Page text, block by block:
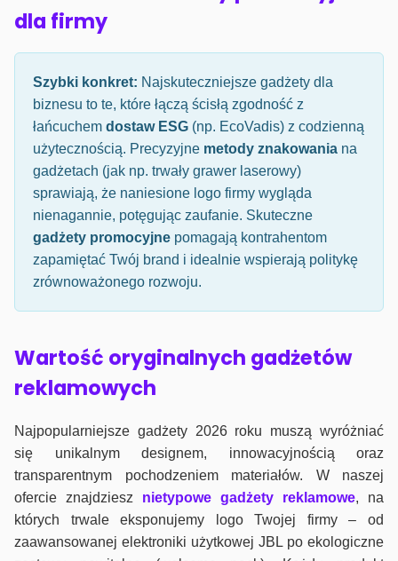
dla firmy
Szybki konkret: Najskuteczniejsze gadżety dla
biznesu to te, które łączą ścisłą zgodność z
łańcuchem dostaw ESG (np. EcoVadis) z codzienną
użytecznością. Precyzyjne metody znakowania na
gadżetach (jak np. trwały grawer laserowy)
sprawiają, że naniesione logo firmy wygląda
nienagannie, potęgując zaufanie. Skuteczne
gadżety promocyjne pomagają kontrahentom
zapamiętać Twój brand i idealnie wspierają politykę
zrównoważonego rozwoju.
Wartość oryginalnych gadżetów
reklamowych
Najpopularniejsze gadżety 2026 roku muszą wyróżniać
się unikalnym designem, innowacyjnością oraz
transparentnym pochodzeniem materiałów. W naszej
ofercie znajdziesz nietypowe gadżety reklamowe, na
których trwale eksponujemy logo Twojej firmy – od
zaawansowanej elektroniki użytkowej JBL po ekologiczne